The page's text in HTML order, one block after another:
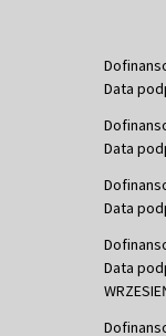
Data
Data
Data
Data